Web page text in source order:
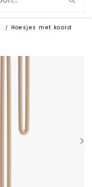
/ Hoesjes met koord